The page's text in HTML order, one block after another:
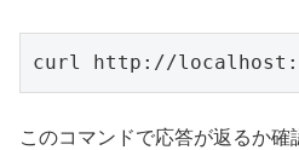
curl http://
このコマンドで応答が返るか確